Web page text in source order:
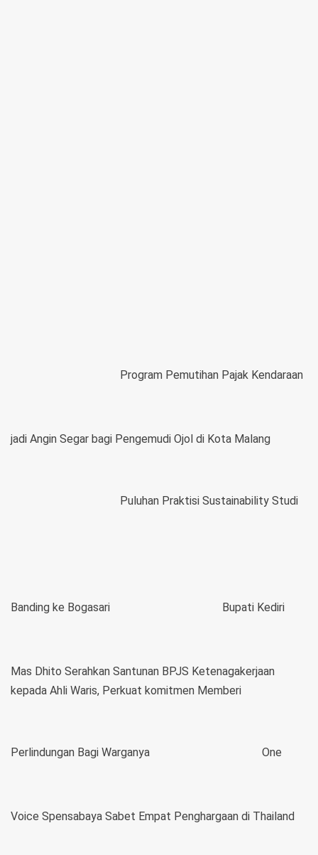
Program Pemutihan Pajak Kendaraan
jadi Angin Segar bagi Pengemudi Ojol di Kota Malang
Puluhan Praktisi Sustainability Studi
Banding ke Bogasari Bupati Kediri
Mas Dhito Serahkan Santunan BPJS Ketenagakerjaan
kepada Ahli Waris, Perkuat komitmen Memberi
Perlindungan Bagi Warganya One
Voice Spensabaya Sabet Empat Penghargaan di Thailand